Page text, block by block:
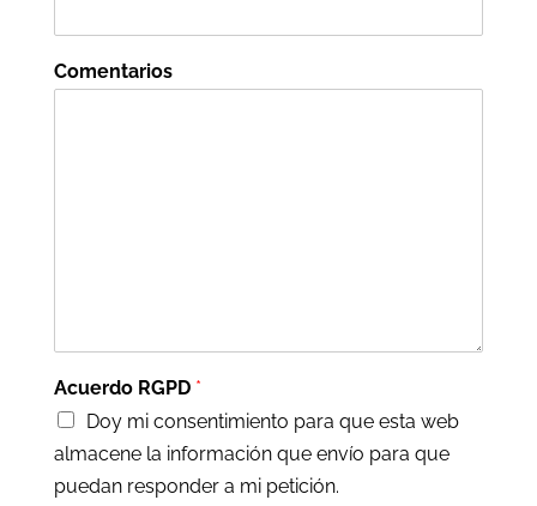
Comentarios
Acuerdo RGPD *
Doy mi consentimiento para que esta web
almacene la información que envío para que
puedan responder a mi petición.